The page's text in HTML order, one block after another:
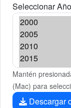
Seleccionar
Mantén
(Mac) para
Descargar